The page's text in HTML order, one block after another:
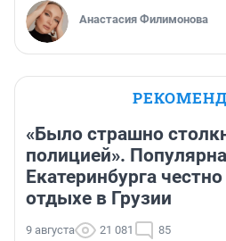
Анастасия Филимонова
«Было страшно
полицией».
Екатеринбурга
отдыхе в Грузии
9 августа 21 081 85